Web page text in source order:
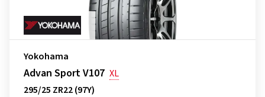
Yokohama
Advan Sport V107 XL
295/25 ZR22 (97Y)